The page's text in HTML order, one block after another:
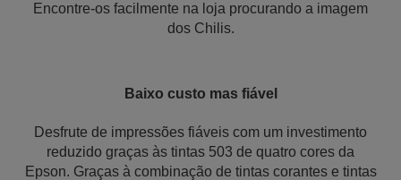
Encontre-os facilmente na loja procurando a imagem
dos Chilis.
Baixo custo mas fiável
Desfrute de impressões fiáveis com um investimento
reduzido graças às tintas 503 de quatro cores da
Epson. Graças à combinação de tintas corantes e tintas